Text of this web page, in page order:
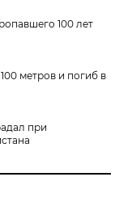
100 лет
метров и погиб в
при